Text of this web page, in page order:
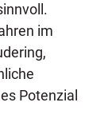
im
Potenzial